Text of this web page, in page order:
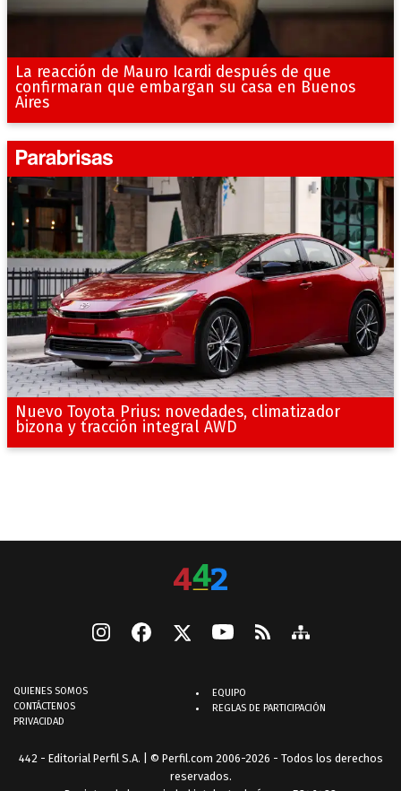
La reacción de Mauro Icardi después de que
confirmaran que embargan su casa en Buenos
Aires
Nuevo Toyota Prius: novedades, climatizador
bizona y tracción integral AWD
QUIENES SOMOS
CONTÁCTENOS
PRIVACIDAD
EQUIPO
REGLAS DE PARTICIPACIÓN
442 - Editorial Perfil S.A. | © Perfil.com 2006-2026 - Todos los derechos
reservados.